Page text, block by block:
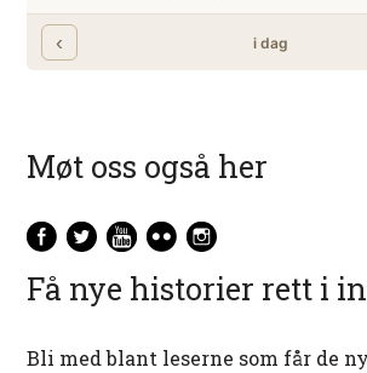
Møt oss også her
Få nye historier rett i
Bli med blant leserne som får de